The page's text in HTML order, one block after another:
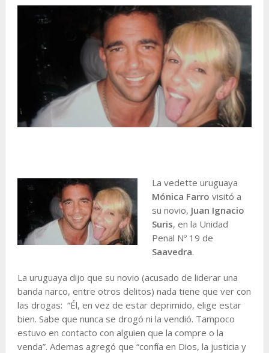
La vedette uruguaya
Mónica Farro visitó a
su novio, Juan Ignacio
Suris, en la Unidad
Penal Nº 19 de
Saavedra.
La uruguaya dijo que su novio (acusado de liderar una
banda narco, entre otros delitos) nada tiene que ver con
las drogas: “Él, en vez de estar deprimido, elige estar
bien. Sabe que nunca se drogó ni la vendió. Tampoco
estuvo en contacto con alguien que la compre o la
venda”. Ademas agregó que “confía en Dios, la justicia y